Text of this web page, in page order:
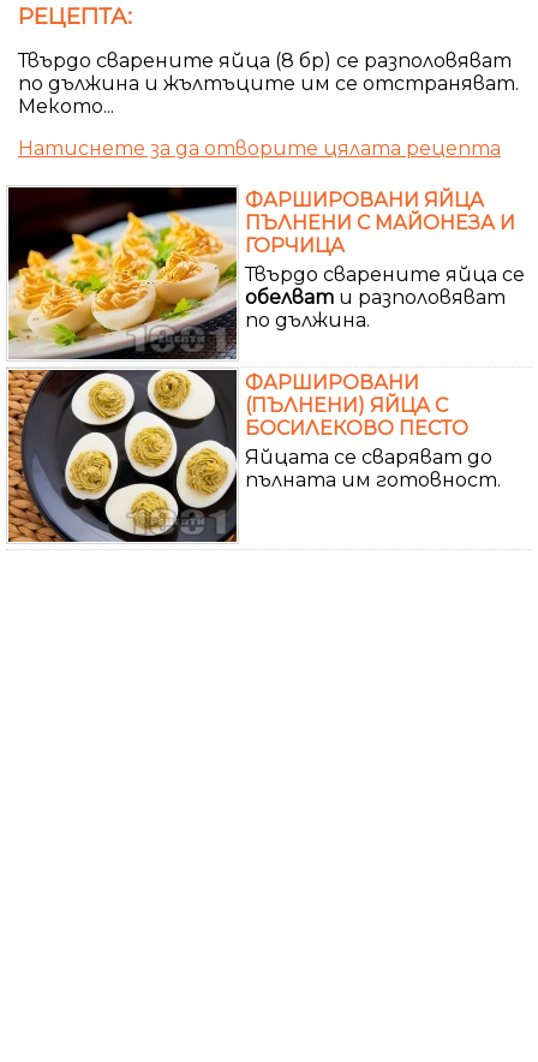
РЕЦЕПТА:
Твърдо сварените яйца (8 бр) се разполовяват
по дължина и жълтъците им се отстраняват.
Мекото...
Натиснете за да отворите цялата рецепта
ФАРШИРОВАНИ ЯЙЦА
ПЪЛНЕНИ С МАЙОНЕЗА И
ГОРЧИЦА
Твърдо сварените яйца се
обелват и разполовяват
по дължина.
ФАРШИРОВАНИ
(ПЪЛНЕНИ) ЯЙЦА С
БОСИЛЕКОВО ПЕСТО
Яйцата се сваряват до
пълната им готовност.